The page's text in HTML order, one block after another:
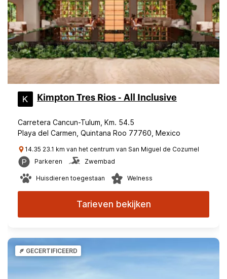
Kimpton Tres Rios - All Inclusive
Carretera Cancun-Tulum, Km. 54.5
Playa del Carmen, Quintana Roo 77760, Mexico
14.35 23.1 km van het centrum van San Miguel de Cozumel
Parkeren
Zwembad
Huisdieren toegestaan Welness
Tarieven bekijken
GECERTIFICEERD